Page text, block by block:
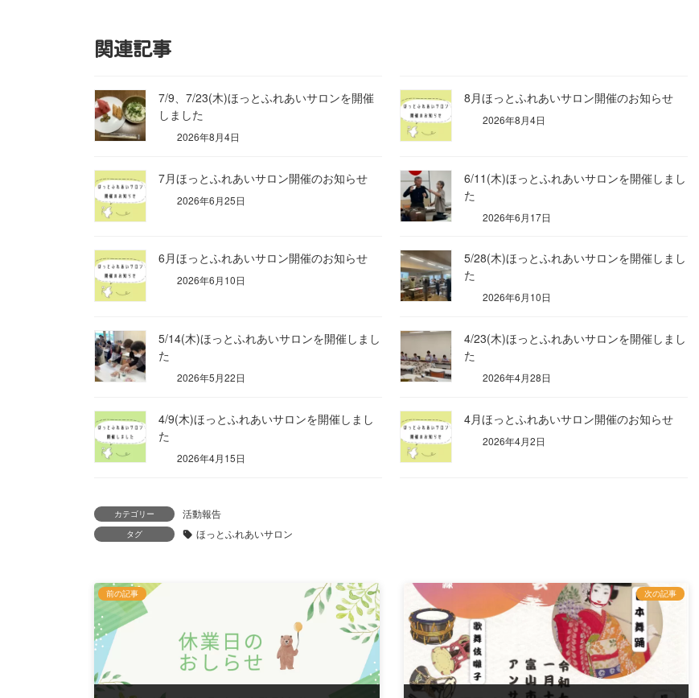
関連記事
7/9、7/23(木)ほっとふれあいサロンを開催
しました
2026年8月4日
8月ほっとふれあいサロン開催のお知らせ
2026年8月4日
7月ほっとふれあいサロン開催のお知らせ
2026年6月25日
6/11(木)ほっとふれあいサロンを開催しまし
た
2026年6月17日
6月ほっとふれあいサロン開催のお知らせ
2026年6月10日
5/28(木)ほっとふれあいサロンを開催しまし
た
2026年6月10日
5/14(木)ほっとふれあいサロンを開催しまし
た
2026年5月22日
4/23(木)ほっとふれあいサロンを開催しまし
た
2026年4月28日
4/9(木)ほっとふれあいサロンを開催しまし
た
2026年4月15日
4月ほっとふれあいサロン開催のお知らせ
2026年4月2日
カテゴリー 活動報告
タグ ほっとふれあいサロン
前の記事 次の記事